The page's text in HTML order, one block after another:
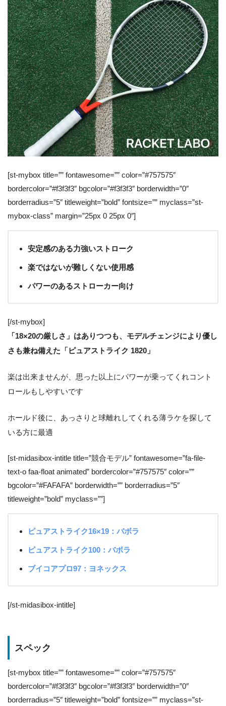
[st-mybox title=”” fontawesome=”” color=”#757575″
bordercolor=”#f3f3f3″ bgcolor=”#f3f3f3″ borderwidth=”0″
borderradius=”5″ titleweight=”bold” fontsize=”” myclass=”st-
mybox-class” margin=”25px 0 25px 0″]
安定感のある力強いストローク
楽ではないが難しくない使用感
パワーのあるストローカー向け
[/st-mybox]
「18×20の厳しさ」はありつつも、モデルチェンジにより優し
さも兼ね備えた「ピュアストライク 1820」
楽は出来ませんが、思った以上にパワーが乗ってくれコント
ロールもしやすいです
ホールド後に、あっさりと球離れしてくれる薄ラケを探して
いる方に最適
[st-midasibox-intitle title=”競合モデル” fontawesome=”fa-file-
text-o faa-float animated” bordercolor=”#757575″ color=””
bgcolor=”#FAFAFA” borderwidth=”” borderradius=”5″
titleweight=”bold” myclass=””]
ピュアストライク16×19：バボラ
ピュアストライク100：バボラ
ブイコアプロ97：ヨネックス
[/st-midasibox-intitle]
スペック
[st-mybox title=”” fontawesome=”” color=”#757575″
bordercolor=”#f3f3f3″ bgcolor=”#f3f3f3″ borderwidth=”0″
borderradius=”5″ titleweight=”bold” fontsize=”” myclass=”st-